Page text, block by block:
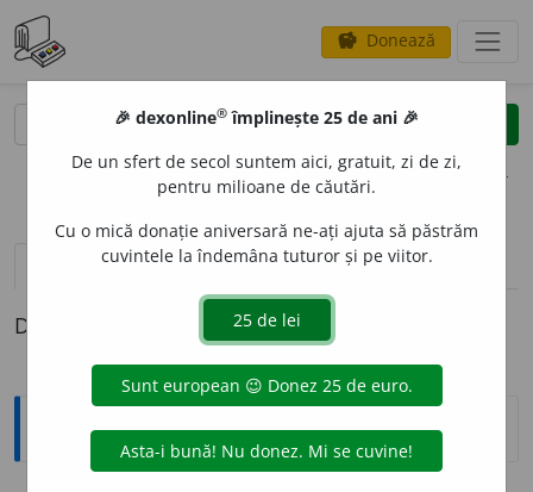
savings Donează
clear
opțiuni
definiții (1)
Definiția cu ID-ul 414309:
Explicative DEX
🎉 dexonline® împlinește 25 de ani 🎉
De un sfert de secol suntem aici, gratuit, zi de zi,
pentru milioane de căutări.
Cu o mică donație aniversară ne-ați ajuta să păstrăm
cuvintele la îndemâna tuturor și pe viitor.